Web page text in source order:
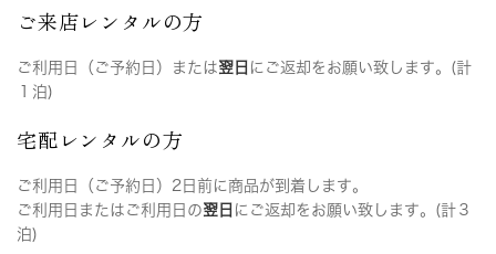
ご来店レンタルの方
ご利用日（ご予約日）または翌日 にご返却をお願い致します。(計
１泊)
宅配レンタルの方
ご利用日（ご予約日）2日前に商品が到着します。
ご利用日またはご利用日の翌日 にご返却をお願い致します。(計３
泊)